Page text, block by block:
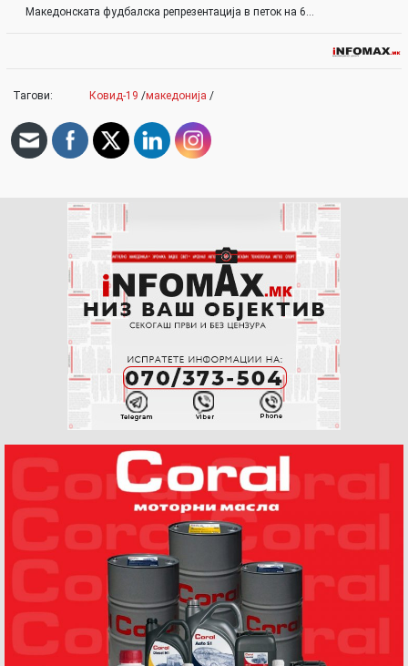
Македонската фудбалска репрезентација в петок на 6…
Тагови: Ковид-19 /македонија /